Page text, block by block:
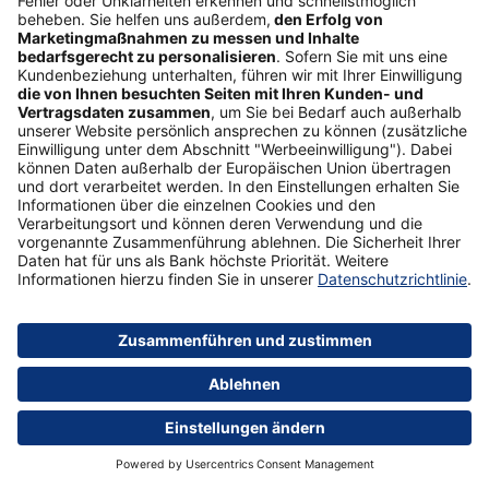
was es dabei zu beachten gibt.
Postbank App